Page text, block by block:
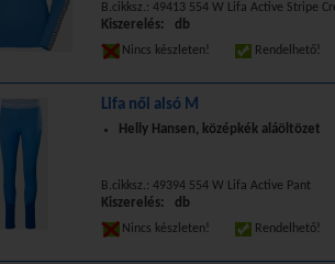
B.cikksz.: 49413 554 W Lifa Active Stripe
Kiszerelés: db
Nincs készleten!
Rendelhető!
Lifa női alsó M
Helly Hansen, középkék aláöltözet
B.cikksz.: 49394 554 W Lifa Active Pant
Kiszerelés: db
Nincs készleten!
Rendelhető!